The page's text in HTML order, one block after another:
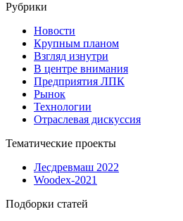
Рубрики
Новости
Крупным планом
Взгляд изнутри
В центре внимания
Предприятия ЛПК
Рынок
Технологии
Отраслевая дискуссия
Тематические проекты
Лесдревмаш 2022
Woodex-2021
Подборки статей